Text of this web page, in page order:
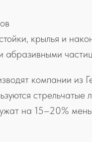
крылья и
абразивными
компании из
на 15–20%